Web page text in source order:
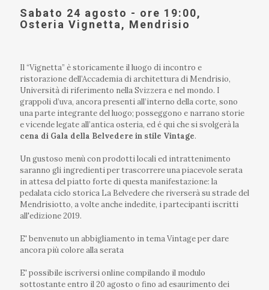
Sabato 24 agosto - ore 19:00,
Osteria Vignetta, Mendrisio
Il “Vignetta” è storicamente il luogo di incontro e
ristorazione dell’Accademia di architettura di Mendrisio,
Università di riferimento nella Svizzera e nel mondo. I
grappoli d’uva, ancora presenti all’interno della corte, sono
una parte integrante del luogo; posseggono e narrano storie
e vicende legate all’antica osteria, ed é qui che si svolgerà la
cena di Gala della Belvedere in stile Vintage.
Un gustoso menù con prodotti locali ed intrattenimento
saranno gli ingredienti per trascorrere una piacevole serata
in attesa del piatto forte di questa manifestazione: la
pedalata ciclo storica La Belvedere che riverserà su strade del
Mendrisiotto, a volte anche indedite, i partecipanti iscritti
all'edizione 2019.
E' benvenuto un abbigliamento in tema Vintage per dare
ancora più colore alla serata
E' possibile iscriversi online compilando il modulo
sottostante entro il 20 agosto o fino ad esaurimento dei